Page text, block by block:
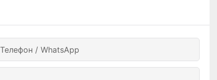
Телефон / WhatsApp